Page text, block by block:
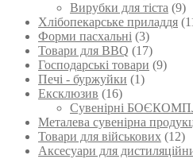
Вирубки для тіста (9)
Хлібопекарське приладдя
Форми пасхальні (3)
Товари для BBQ (17)
Господарські товари (9)
Печі - буржуйки (1)
Ексклюзив (16)
Сувенірні
Металева сувенірна
Товари для військових (12)
Аксесуари для